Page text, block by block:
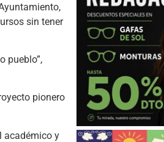
sin tener
pueblo”,
pionero
académico y